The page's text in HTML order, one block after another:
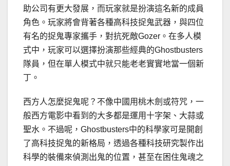
助公司有更大發展，而玩家就是扮演這名新的成員
角色。玩家將會背著各種高科技捉鬼武器，與四位
有名的捉鬼專家攜手，對抗死敵Gozer。在多人模
式中，玩家可以選擇扮演那些經典的Ghostbusters
隊員，但在單人模式中就只能老老實實地當一個新
丁。
西方人怎麼捉鬼呢？不像中國用桃木劍或符咒，一
般西方電影中看到的大多都是運用十字架、大蒜或
聖水。不過呢，Ghostbusters中的科學家可是開創
了高科技捉鬼的新格局，透過各種科技研究製作出
科學的裝備來偵測出鬼的位置，甚至在困住鬼魂之